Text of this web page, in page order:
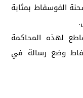
الفوسفاط بمثابة
.
لهذه المحاكمة
وضع رسالة في